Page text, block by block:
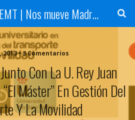
El blog de la EMT | Nos mueve Madrid
2013 • 3 Comentarios
Con La U. Rey Juan
Máster” En Gestión Del
Y La Movilidad